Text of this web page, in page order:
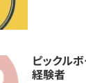
ピックル
経験者